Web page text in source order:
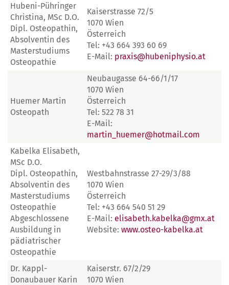
Hubeni-Pühringer
Christina, MSc D.O.
Dipl. Osteopathin,
Absolventin des
Masterstudiums
Osteopathie
Kaiserstrasse 72/5
1070 Wien
Österreich
Tel: +43 664 393 60 69
E-Mail: praxis@hubeniphysio.at
Huemer Martin
Osteopath
Neubaugasse 64-66/1/17
1070 Wien
Österreich
Tel: 522 78 31
E-Mail:
martin_huemer@hotmail.com
Kabelka Elisabeth,
MSc D.O.
Dipl. Osteopathin,
Absolventin des
Masterstudiums
Osteopathie
Abgeschlossene
Ausbildung in
pädiatrischer
Osteopathie
Westbahnstrasse 27-29/3/88
1070 Wien
Österreich
Tel: +43 664 540 51 29
E-Mail: elisabeth.kabelka@gmx.at
Website: www.osteo-kabelka.at
Dr. Kappl-
Donaubauer Karin
Kaiserstr. 67/2/29
1070 Wien